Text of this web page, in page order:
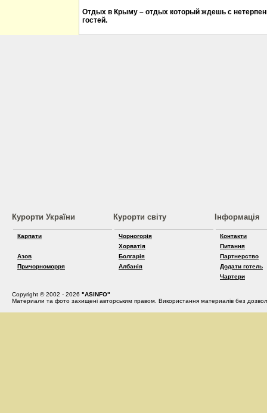
Отдых в Крыму – отдых который ждешь с
гостей.
Курорти України
Карпати
Азов
Причорноморря
Курорти світу
Чорногорія
Хорватія
Болгарія
Албанія
Інформація
Контакти
Питання
Партнерство
Додати готель
Чартери
Copyright © 2002 - 2026 "ASINFO"
Материали та фото захищені авторським правом. Використання материалів без